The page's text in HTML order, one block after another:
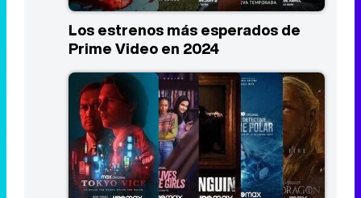
Los estrenos más esperados de
HBO Max en 2024